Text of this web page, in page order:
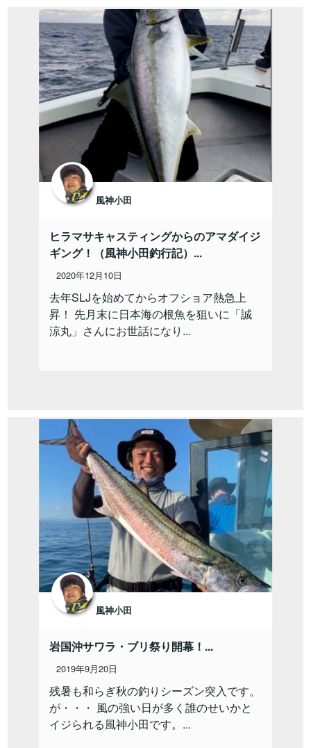
風神小田
ヒラマサキャスティングからのアマダイジ
ギング！（風神小田釣行記）...
2020年12月10日
去年SLJを始めてからオフショア熱急上
昇！ 先月末に日本海の根魚を狙いに「誠
涼丸」さんにお世話になり...
風神小田
岩国沖サワラ・ブリ祭り開幕！...
2019年9月20日
残暑も和らぎ秋の釣りシーズン突入です。
が・・・ 風の強い日が多く誰のせいかと
イジられる風神小田です。...